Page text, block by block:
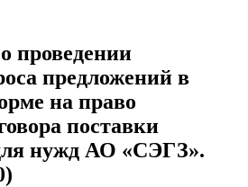
предложений в
на право
поставки
нужд АО «СЭГЗ».